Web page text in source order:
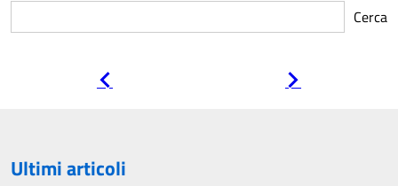
Cerca
Ultimi articoli